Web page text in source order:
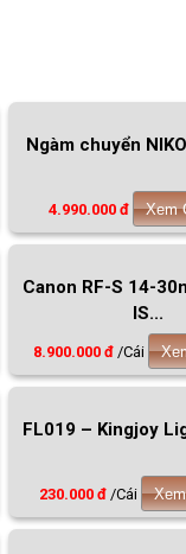
Ngàm chuyển
4.990.000 đ Xem
Canon RF-S 14-
IS...
8.900.000 đ /Cái
FL019 – Kingjoy
230.000 đ /Cái